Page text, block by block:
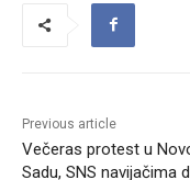
Previous article
Večeras protest u
Sadu, SNS navijačima